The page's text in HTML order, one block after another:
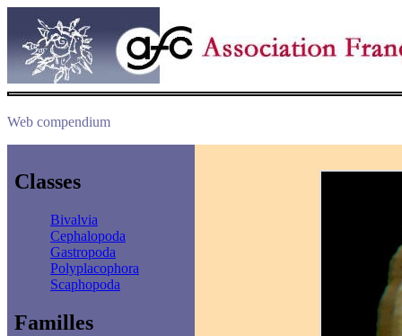
Web compendium
Classes
Bivalvia
Cephalopoda
Gastropoda
Polyplacophora
Scaphopoda
Familles